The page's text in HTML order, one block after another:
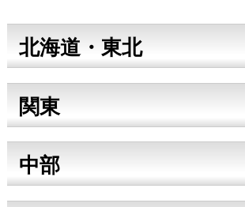
北海道・東北
関東
中部